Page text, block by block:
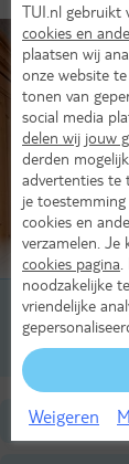
Beoordeling
2-
2-
Ligging
TUI.nl gebruikt
cookies en
plaatsen wij
onze website
tonen van
social media
delen wij jouw
derden
advertenties te
je
cookies en
verzamelen.
cookies pagina
noodzakelijke
vriendelijke
Weigeren